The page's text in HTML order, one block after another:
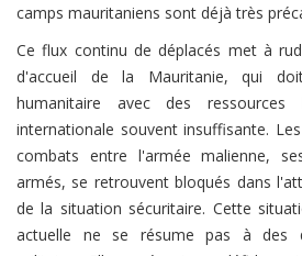
camps mauritaniens sont déjà très
Ce flux continu de déplacés met à
d'accueil de la Mauritanie, qui
humanitaire avec des
internationale souvent insuffisante.
combats entre l'armée malienne,
armés, se retrouvent bloqués dans
de la situation sécuritaire. Cette
actuelle ne se résume pas à des